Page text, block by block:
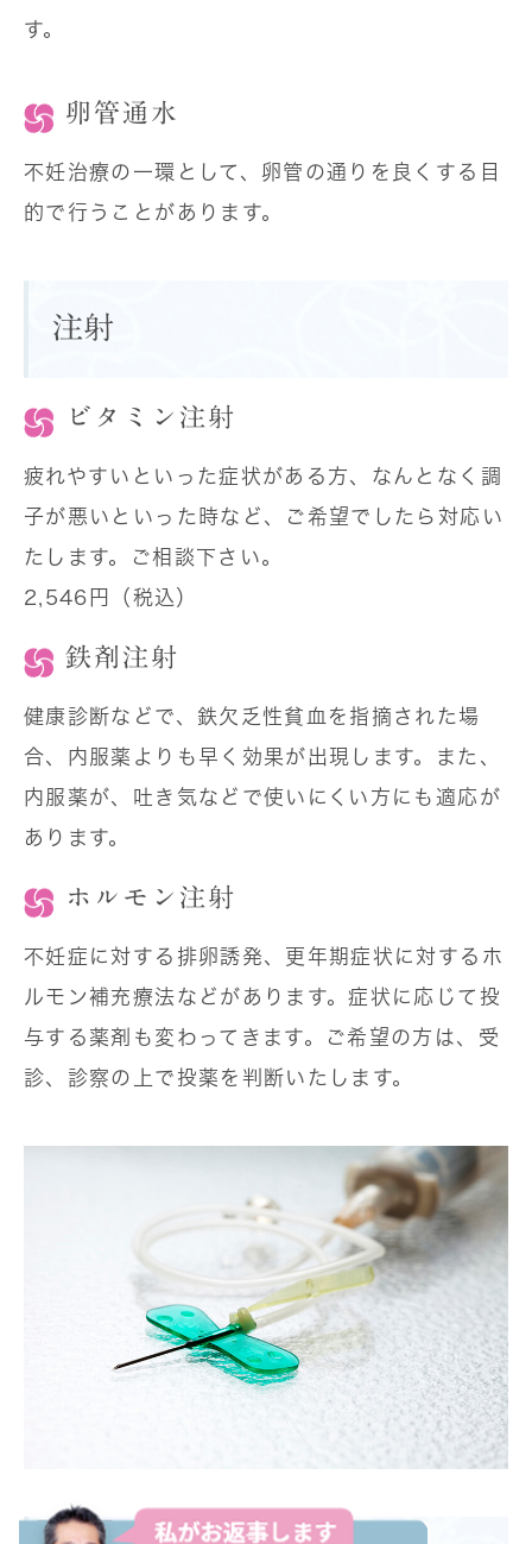
す。
卵管通水
不妊治療の一環として、卵管の通りを良くする目
的で行うことがあります。
注射
ビタミン注射
疲れやすいといった症状がある方、なんとなく調
子が悪いといった時など、ご希望でしたら対応い
たします。ご相談下さい。
2,546円（税込）
鉄剤注射
健康診断などで、鉄欠乏性貧血を指摘された場
合、内服薬よりも早く効果が出現します。また、
内服薬が、吐き気などで使いにくい方にも適応が
あります。
ホルモン注射
不妊症に対する排卵誘発、更年期症状に対するホ
ルモン補充療法などがあります。症状に応じて投
与する薬剤も変わってきます。ご希望の方は、受
診、診察の上で投薬を判断いたします。